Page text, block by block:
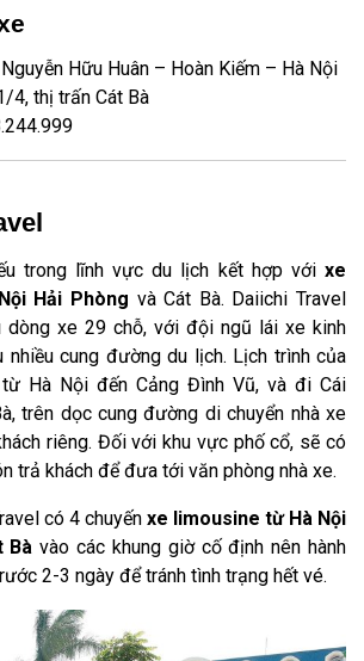
Hữu Huân – Hoàn Kiếm – Hà Nội
4, thị trấn Cát Bà
trong lĩnh vực du lịch kết hợp với xe
Hải Phòng và Cát Bà. Daiichi Travel
dòng xe 29 chỗ, với đội ngũ lái xe kinh
nhiều cung đường du lịch. Lịch trình của
Hà Nội đến Cảng Đình Vũ, và đi Cái
trên dọc cung đường di chuyển nhà xe
riêng. Đối với khu vực phố cổ, sẽ có
trả khách để đưa tới văn phòng nhà xe.
có 4 chuyến xe limousine từ Hà Nội
Bà vào các khung giờ cố định nên hành
2-3 ngày để tránh tình trạng hết vé.